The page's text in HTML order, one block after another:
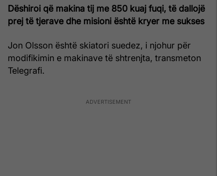
Dëshiroi që makina tij me 850 kuaj fuqi, të dallojë
prej të tjerave dhe misioni është kryer me sukses
Jon Olsson është skiatori suedez, i njohur për
modifikimin e makinave të shtrenjta, transmeton
Telegrafi.